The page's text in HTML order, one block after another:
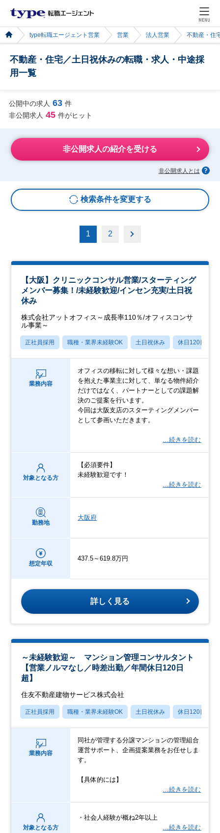
MENU
type転職エージェント営業 営業 法人営業 不動産・住
不動産・住宅／土日祝休みの転職・求人・中途採
用一覧
公開中の求人 63 件
非公開求人 45 件がヒット
非公開求人の紹介を受ける
非公開求人とは
検索条件を変更する
1 2
【大阪】クリニックコンサル営業/スターティング
メンバー募集！/未経験歓迎/インセン充実/土日祝
休み
株式会社アットオフィス～成長率110％/オフィスコンサ
ル事業～
正社員採用 職種・業界未経験OK 土日祝休み 休日120日以上
業務内容
オフィスの移転に対して様々な想い・課題
を抱えた事業主に対して、単なる物件紹介
だけではなく、パートナーとしての課題解
決のご提案を行います。
今回は大阪支店のスターティングメンバー
として参画いただきます。
…続きを読む
対象となる方
【必須要件】
未経験歓迎です！
…続きを読む
勤務地
大阪府
想定年収
437.5～619.8万円
詳しく見る
～未経験歓迎～ マンション管理コンサルタント
【営業ノルマなし／時差出勤／年間休日120日
超】
住友不動産建物サービス株式会社
正社員採用 職種・業界未経験OK 土日祝休み 休日120日以上
業務内容
同社が管理する分譲マンションの管理組合
運営サポート、企画提案業務をお任せしま
す。
【具体的には】
…続きを読む
対象となる方
・社会人経験が概ね2年以上
…続きを読む